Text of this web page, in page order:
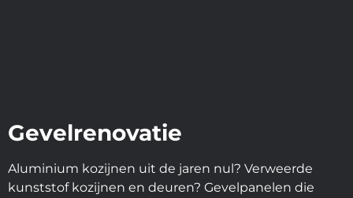
Gevelrenovatie
Aluminium kozijnen uit de jaren nul? Verweerde
kunststof kozijnen en deuren? Gevelpanelen die